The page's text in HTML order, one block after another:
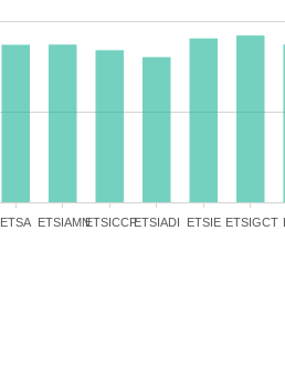
ETSA ETSIAMNETSICCPETSIADI ETSIE ETSIGCT